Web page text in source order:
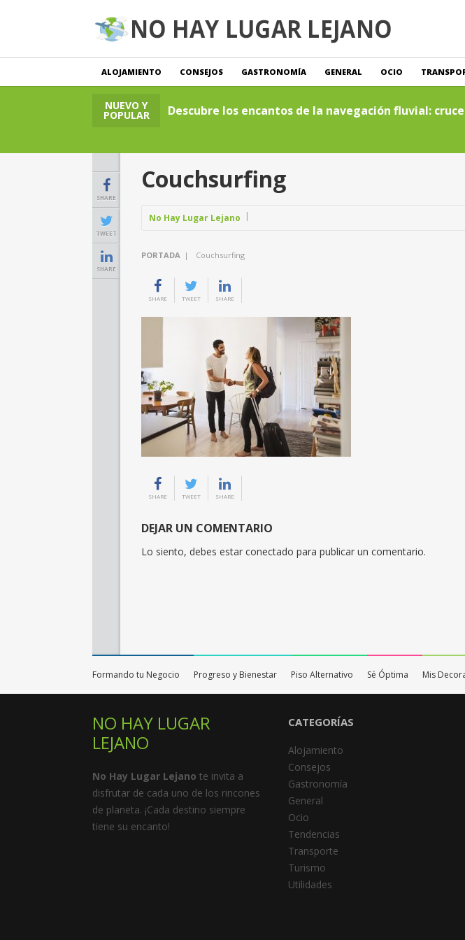
ALOJAMIENTO CONSEJOS GASTRONOMÍA GENERAL OCIO
NUEVO Y
POPULAR Descubre los encantos de la navegación fluvial:
SHARE
TWEET
SHARE
Couchsurfing
No Hay Lugar Lejano
PORTADA | Couchsurfing
SHARE TWEET SHARE
SHARE TWEET SHARE
DEJAR UN COMENTARIO
Lo siento, debes estar conectado para publicar un comentario.
Formando tu Negocio Progreso y Bienestar Piso Alternativo Sé Óptima Mis
NO HAY LUGAR
LEJANO
No Hay Lugar Lejano te invita a
disfrutar de cada uno de los rincones
de planeta. ¡Cada destino siempre
tiene su encanto!
CATEGORÍAS
Alojamiento
Consejos
Gastronomía
General
Ocio
Tendencias
Transporte
Turismo
Utilidades